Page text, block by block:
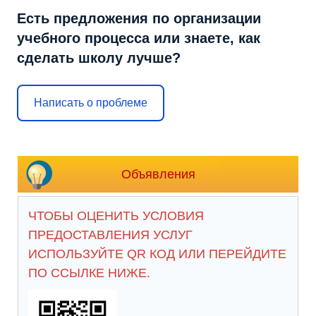
Есть предложения по организации
учебного процесса или знаете, как
сделать школу лучше?
Написать о проблеме
Объявления
ЧТОБЫ ОЦЕНИТЬ УСЛОВИЯ
ПРЕДОСТАВЛЕНИЯ УСЛУГ
ИСПОЛЬЗУЙТЕ QR КОД ИЛИ ПЕРЕЙДИТЕ
ПО ССЫЛКЕ НИЖЕ.